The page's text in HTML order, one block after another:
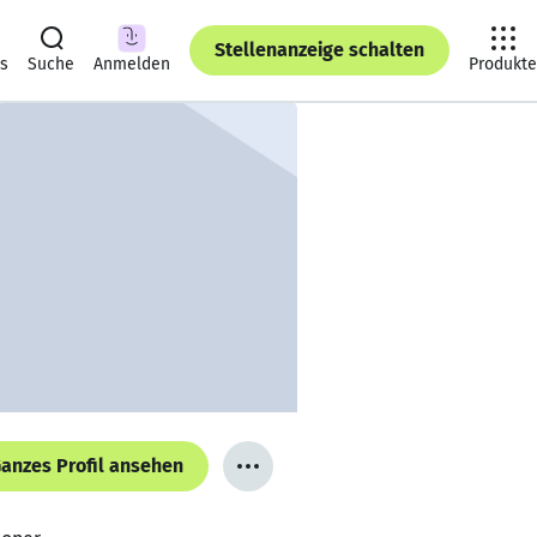
Suche Anmelden
Stellenanzeige schalten
Produkte
Profil ansehen